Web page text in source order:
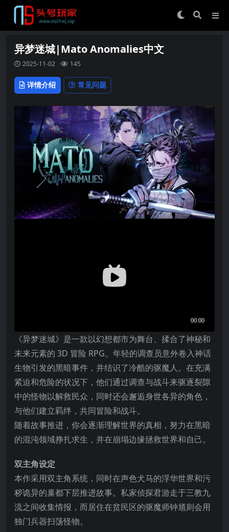
异梦迷城|Mato Anomalies中文
2025-11-02 145
详情介绍 常见问题
《异梦迷城》是一款以幻想都市为舞台、揉合了神秘和
未来元素的 3D 冒险 RPG。年轻的调查员意外卷入神话
生物引发的黑暗事件，并结识了冷酷的驱魔人。在充满
紧迫和危险的状况下，他们通过调查与战斗来驱逐裂隙
中的怪物以解救民众，同时还会邂逅身世各异的角色，
与他们建立羁绊，共同冒险和战斗。
随着故事推进，你会逐渐理解世界的真相，努力在黑暗
的混沌领域挣扎求生，并在崩塌边缘拯救世界和自己。
双主角设定
本作采用双主角系统，同时在声色犬马的浮华世界和污
秽诡异的巢都下层推进故事。私家侦探君游走于三教九
流之间收集情报，而居住在贫民区的驱魔师钟馗则会用
独门兵器扫荡怪物。